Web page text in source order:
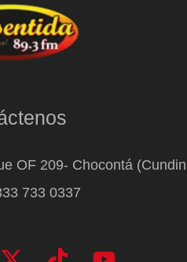
OF 209- Chocontá
733 0337